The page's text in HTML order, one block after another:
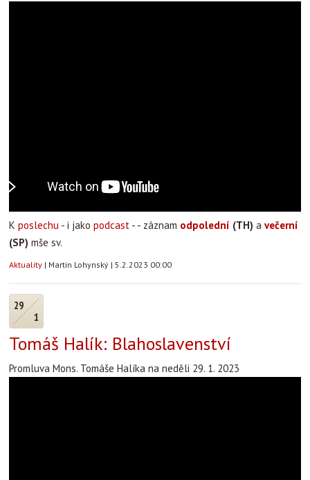
K poslechu - i jako podcast - - záznam odpolední (TH) a večerní
(SP) mše sv.
Aktuality | Martin Lohynský | 5.2.2023 00:00
29
1
Tomáš Halík: Blahoslavenství
Promluva Mons. Tomáše Halíka na neděli 29. 1. 2023